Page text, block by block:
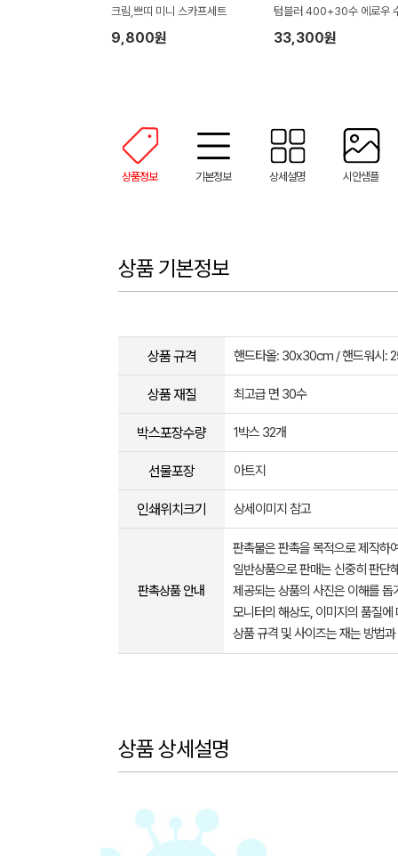
크림,쁘띠 미니 스카프세트
9,800원
텀블러 400+30수 에로우
타올 텀블러세트 NL08
33,300원
상품정보 기본정보 상세설명 시안샘플
상품 기본정보
상품 규격 핸드타올: 30x30cm / 핸드워시:
상품 재질 최고급 면 30수
박스포장수량 1박스 32개
선물포장 아트지
인쇄위치크기 상세이미지 참고
판촉상품 안내
판촉물은 판촉을 목적으로 제작하
일반상품으로 판매는 신중히 판단
제공되는 상품의 사진은 이해를
모니터의 해상도, 이미지의 품질
상품 규격 및 사이즈는 재는 방법
상품 상세설명